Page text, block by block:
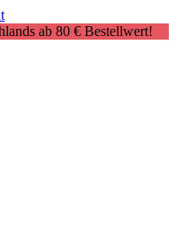
ab 80 € Bestellwert!